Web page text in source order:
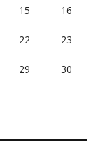
15 16
22 23
29 30